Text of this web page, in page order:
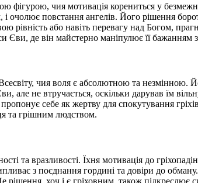
фігурою, чия мотивація корениться у
очолює повстання ангелів. Його рішення
або навіть перевагу над Богом,
де він майстерно маніпулює її бажанням
чия воля є абсолютною та незмінною.
але не втручається, оскільки дарував їм
себе як жертву для спокутування
та грішним людством.
та вразливості. Їхня мотивація до
з поєднання гордині та довіри до
хоч і є гріховним, також підкреслює